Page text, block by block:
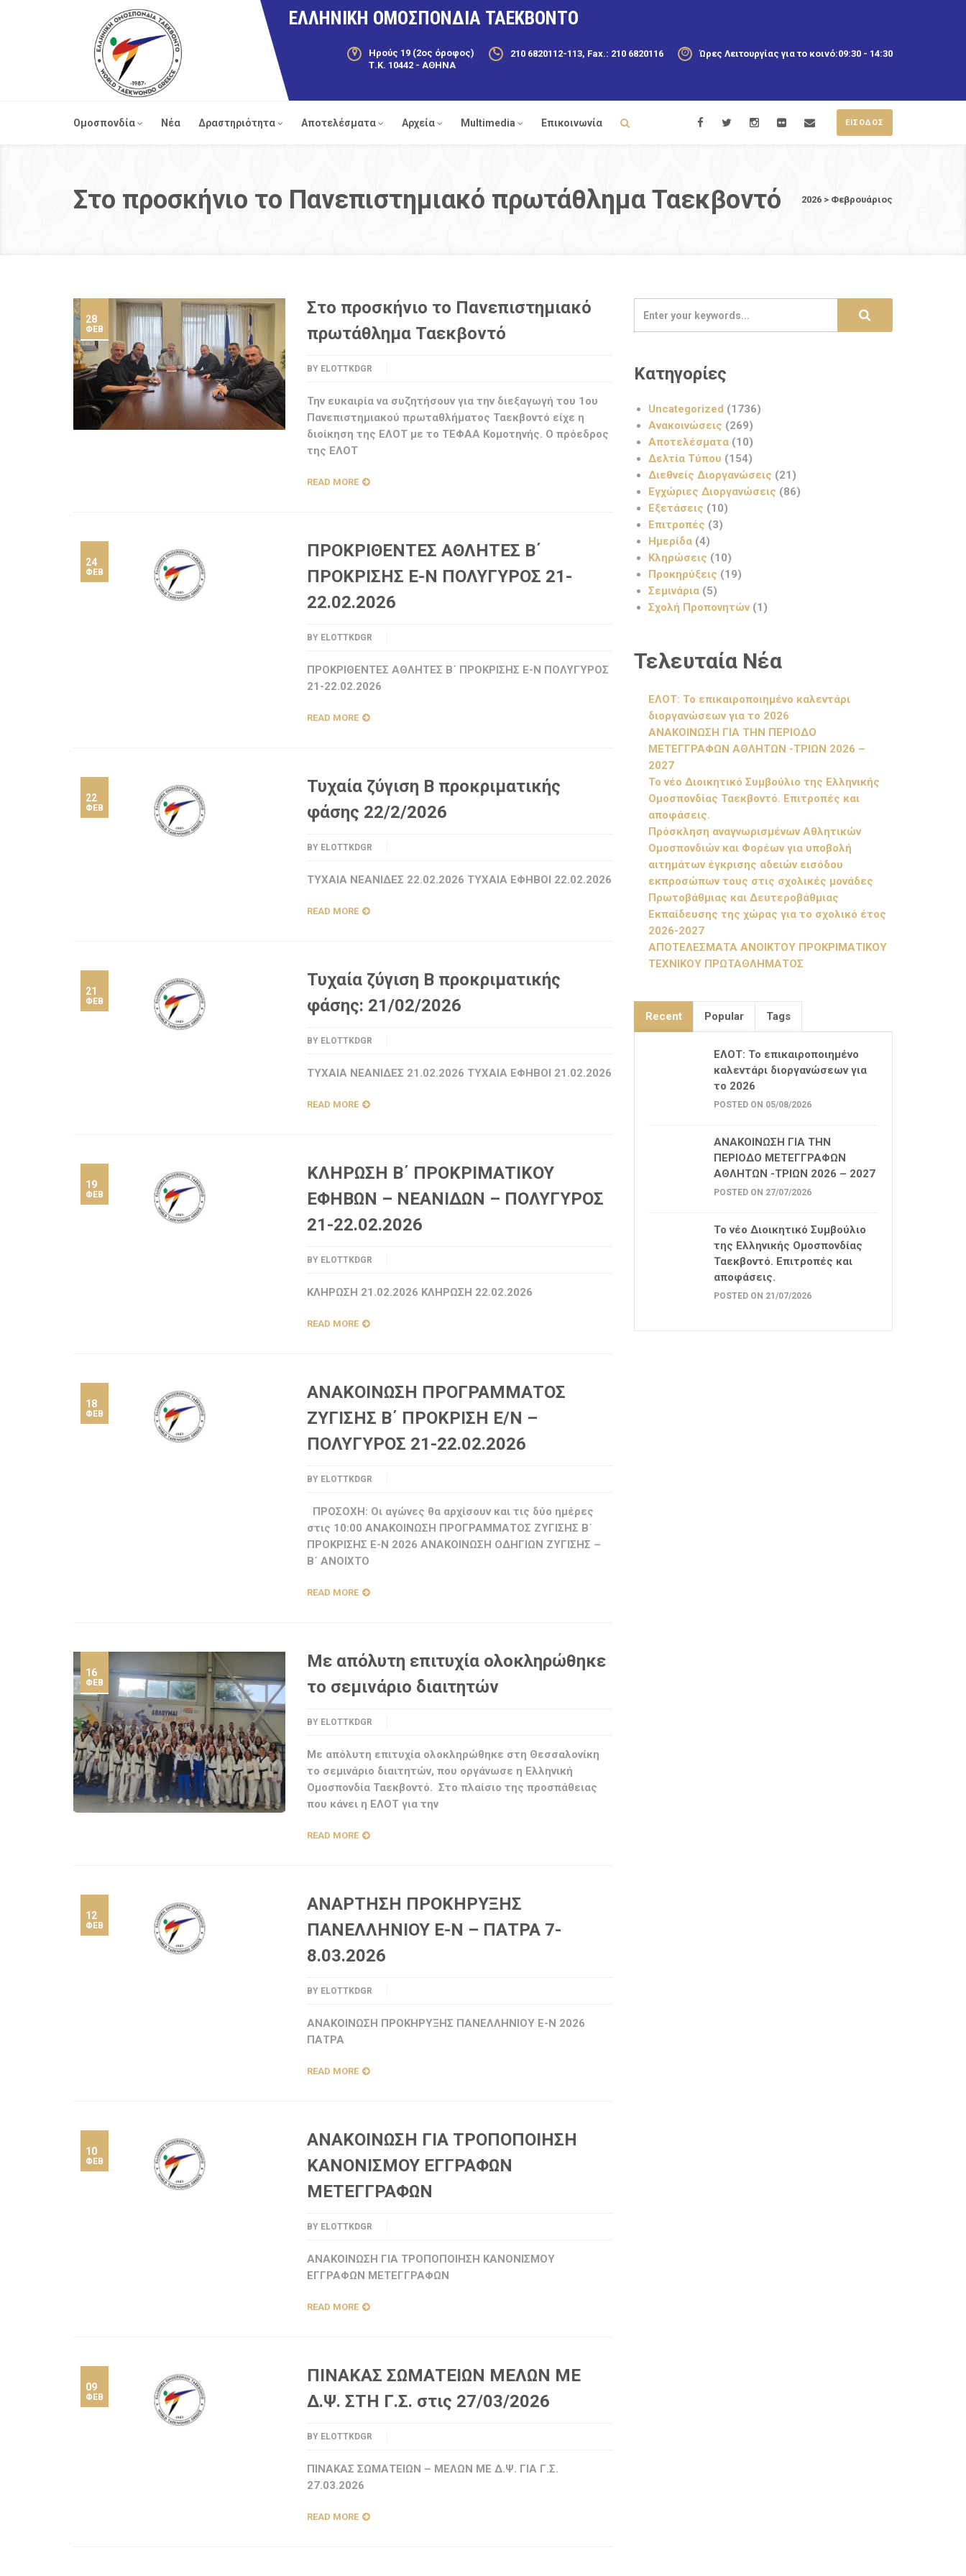
ΕΛΛΗΝΙΚΗ ΟΜΟΣΠΟΝΔΙΑ ΤΑΕΚΒΟΝΤΟ
Ηρούς 19 (2ος όροφος)
Τ.Κ. 10442 - ΑΘΗΝΑ
210 6820112-113, Fax.: 210 6820116 Ώρες Λειτουργίας για το κοινό:09:30 - 14:30
ΕΙΣΟΔΟΣ
Ομοσπονδία Νέα Δραστηριότητα Αποτελέσματα Αρχεία Multimedia Επικοινωνία
2026 > Φεβρουάριος
Στο προσκήνιο το Πανεπιστημιακό πρωτάθλημα Ταεκβοντό
28
ΦΕΒ
Στο προσκήνιο το Πανεπιστημιακό
πρωτάθλημα Ταεκβοντό
BY ELOTTKDGR
Την ευκαιρία να συζητήσουν για την διεξαγωγή του 1ου
Πανεπιστημιακού πρωταθλήματος Ταεκβοντό είχε η
διοίκηση της ΕΛΟΤ με το ΤΕΦΑΑ Κομοτηνής. Ο πρόεδρος
της ΕΛΟΤ
READ MORE
24
ΦΕΒ
ΠΡΟΚΡΙΘΕΝΤΕΣ ΑΘΛΗΤΕΣ Β΄
ΠΡΟΚΡΙΣΗΣ Ε-Ν ΠΟΛΥΓΥΡΟΣ 21-
22.02.2026
BY ELOTTKDGR
ΠΡΟΚΡΙΘΕΝΤΕΣ ΑΘΛΗΤΕΣ Β΄ ΠΡΟΚΡΙΣΗΣ Ε-Ν ΠΟΛΥΓΥΡΟΣ
21-22.02.2026
READ MORE
22
ΦΕΒ
Τυχαία ζύγιση Β προκριματικής
φάσης 22/2/2026
BY ELOTTKDGR
ΤΥΧΑΙΑ ΝΕΑΝΙΔΕΣ 22.02.2026 ΤΥΧΑΙΑ ΕΦΗΒΟΙ 22.02.2026
READ MORE
21
ΦΕΒ
Τυχαία ζύγιση Β προκριματικής
φάσης: 21/02/2026
BY ELOTTKDGR
ΤΥΧΑΙΑ ΝΕΑΝΙΔΕΣ 21.02.2026 ΤΥΧΑΙΑ ΕΦΗΒΟΙ 21.02.2026
READ MORE
19
ΦΕΒ
ΚΛΗΡΩΣΗ Β΄ ΠΡΟΚΡΙΜΑΤΙΚΟΥ
ΕΦΗΒΩΝ – ΝΕΑΝΙΔΩΝ – ΠΟΛΥΓΥΡΟΣ
21-22.02.2026
BY ELOTTKDGR
ΚΛΗΡΩΣΗ 21.02.2026 ΚΛΗΡΩΣΗ 22.02.2026
READ MORE
18
ΦΕΒ
ΑΝΑΚΟΙΝΩΣΗ ΠΡΟΓΡΑΜΜΑΤΟΣ
ΖΥΓΙΣΗΣ Β΄ ΠΡΟΚΡΙΣΗ Ε/Ν –
ΠΟΛΥΓΥΡΟΣ 21-22.02.2026
BY ELOTTKDGR
ΠΡΟΣΟΧΗ: Οι αγώνες θα αρχίσουν και τις δύο ημέρες
στις 10:00 ΑΝΑΚΟΙΝΩΣΗ ΠΡΟΓΡΑΜΜΑΤΟΣ ΖΥΓΙΣΗΣ Β΄
ΠΡΟΚΡΙΣΗΣ Ε-Ν 2026 ΑΝΑΚΟΙΝΩΣΗ ΟΔΗΓΙΩΝ ΖΥΓΙΣΗΣ –
Β΄ ΑΝΟΙΧΤΟ
READ MORE
16
ΦΕΒ
Με απόλυτη επιτυχία ολοκληρώθηκε
το σεμινάριο διαιτητών
BY ELOTTKDGR
Με απόλυτη επιτυχία ολοκληρώθηκε στη Θεσσαλονίκη
το σεμινάριο διαιτητών, που οργάνωσε η Ελληνική
Ομοσπονδία Ταεκβοντό. Στο πλαίσιο της προσπάθειας
που κάνει η ΕΛΟΤ για την
READ MORE
12
ΦΕΒ
ΑΝΑΡΤΗΣΗ ΠΡΟΚΗΡΥΞΗΣ
ΠΑΝΕΛΛΗΝΙΟΥ Ε-Ν – ΠΑΤΡΑ 7-
8.03.2026
BY ELOTTKDGR
ΑΝΑΚΟΙΝΩΣΗ ΠΡΟΚΗΡΥΞΗΣ ΠΑΝΕΛΛΗΝΙΟΥ Ε-Ν 2026
ΠΑΤΡΑ
READ MORE
10
ΦΕΒ
ΑΝΑΚΟΙΝΩΣΗ ΓΙΑ ΤΡΟΠΟΠΟΙΗΣΗ
ΚΑΝΟΝΙΣΜΟΥ ΕΓΓΡΑΦΩΝ
ΜΕΤΕΓΓΡΑΦΩΝ
BY ELOTTKDGR
ΑΝΑΚΟΙΝΩΣΗ ΓΙΑ ΤΡΟΠΟΠΟΙΗΣΗ ΚΑΝΟΝΙΣΜΟΥ
ΕΓΓΡΑΦΩΝ ΜΕΤΕΓΓΡΑΦΩΝ
READ MORE
09
ΦΕΒ
ΠΙΝΑΚΑΣ ΣΩΜΑΤΕΙΩΝ ΜΕΛΩΝ ΜΕ
Δ.Ψ. ΣΤΗ Γ.Σ. στις 27/03/2026
BY ELOTTKDGR
ΠΙΝΑΚΑΣ ΣΩΜΑΤΕΙΩΝ – ΜΕΛΩΝ ΜΕ Δ.Ψ. ΓΙΑ Γ.Σ.
27.03.2026
READ MORE
Κατηγορίες
Uncategorized (1736)
Ανακοινώσεις (269)
Αποτελέσματα (10)
Δελτία Τύπου (154)
Διεθνείς Διοργανώσεις (21)
Εγχώριες Διοργανώσεις (86)
Εξετάσεις (10)
Επιτροπές (3)
Ημερίδα (4)
Κληρώσεις (10)
Προκηρύξεις (19)
Σεμινάρια (5)
Σχολή Προπονητών (1)
Τελευταία Νέα
ΕΛΟΤ: Το επικαιροποιημένο καλεντάρι
διοργανώσεων για το 2026
ΑΝΑΚΟΙΝΩΣΗ ΓΙΑ ΤΗΝ ΠΕΡΙΟΔΟ
ΜΕΤΕΓΓΡΑΦΩΝ ΑΘΛΗΤΩΝ -ΤΡΙΩΝ 2026 –
2027
Το νέο Διοικητικό Συμβούλιο της Ελληνικής
Ομοσπονδίας Ταεκβοντό. Επιτροπές και
αποφάσεις.
Πρόσκληση αναγνωρισμένων Αθλητικών
Ομοσπονδιών και Φορέων για υποβολή
αιτημάτων έγκρισης αδειών εισόδου
εκπροσώπων τους στις σχολικές μονάδες
Πρωτοβάθμιας και Δευτεροβάθμιας
Εκπαίδευσης της χώρας για το σχολικό έτος
2026-2027
ΑΠΟΤΕΛΕΣΜΑΤΑ ΑΝΟΙΚΤΟΥ ΠΡΟΚΡΙΜΑΤΙΚΟΥ
ΤΕΧΝΙΚΟΥ ΠΡΩΤΑΘΛΗΜΑΤΟΣ
Recent Popular Tags
ΕΛΟΤ: Το επικαιροποιημένο
καλεντάρι διοργανώσεων για
το 2026
POSTED ON 05/08/2026
ΑΝΑΚΟΙΝΩΣΗ ΓΙΑ ΤΗΝ
ΠΕΡΙΟΔΟ ΜΕΤΕΓΓΡΑΦΩΝ
ΑΘΛΗΤΩΝ -ΤΡΙΩΝ 2026 – 2027
POSTED ON 27/07/2026
Το νέο Διοικητικό Συμβούλιο
της Ελληνικής Ομοσπονδίας
Ταεκβοντό. Επιτροπές και
αποφάσεις.
POSTED ON 21/07/2026